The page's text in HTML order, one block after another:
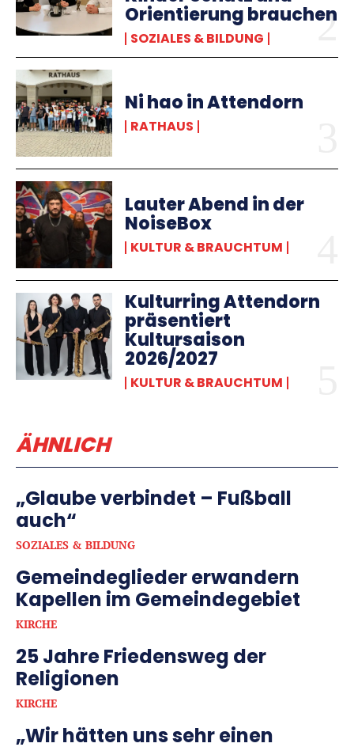
Orientierung brauchen
SOZIALES & BILDUNG
Ni hao in Attendorn
RATHAUS
Lauter Abend in der
NoiseBox
KULTUR & BRAUCHTUM
Kulturring Attendorn
präsentiert
Kultursaison
2026/2027
KULTUR & BRAUCHTUM
ÄHNLICH
„Glaube verbindet – Fußball
auch“
SOZIALES & BILDUNG
Gemeindeglieder erwandern
Kapellen im Gemeindegebiet
KIRCHE
25 Jahre Friedensweg der
Religionen
KIRCHE
„Wir hätten uns sehr einen